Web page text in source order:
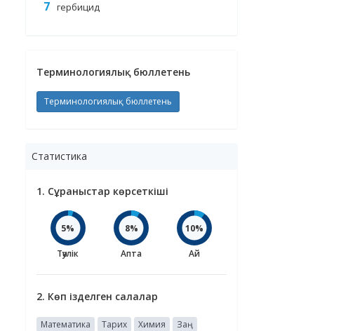
гербицид
Терминологиялық бюллетень
Терминологиялық бюллетень
Статистика
1. Сұраныстар көрсеткіші
5%
Тәулік
8%
Апта
10%
Ай
2. Көп ізделген салалар
Математика Тарих Химия
Заң